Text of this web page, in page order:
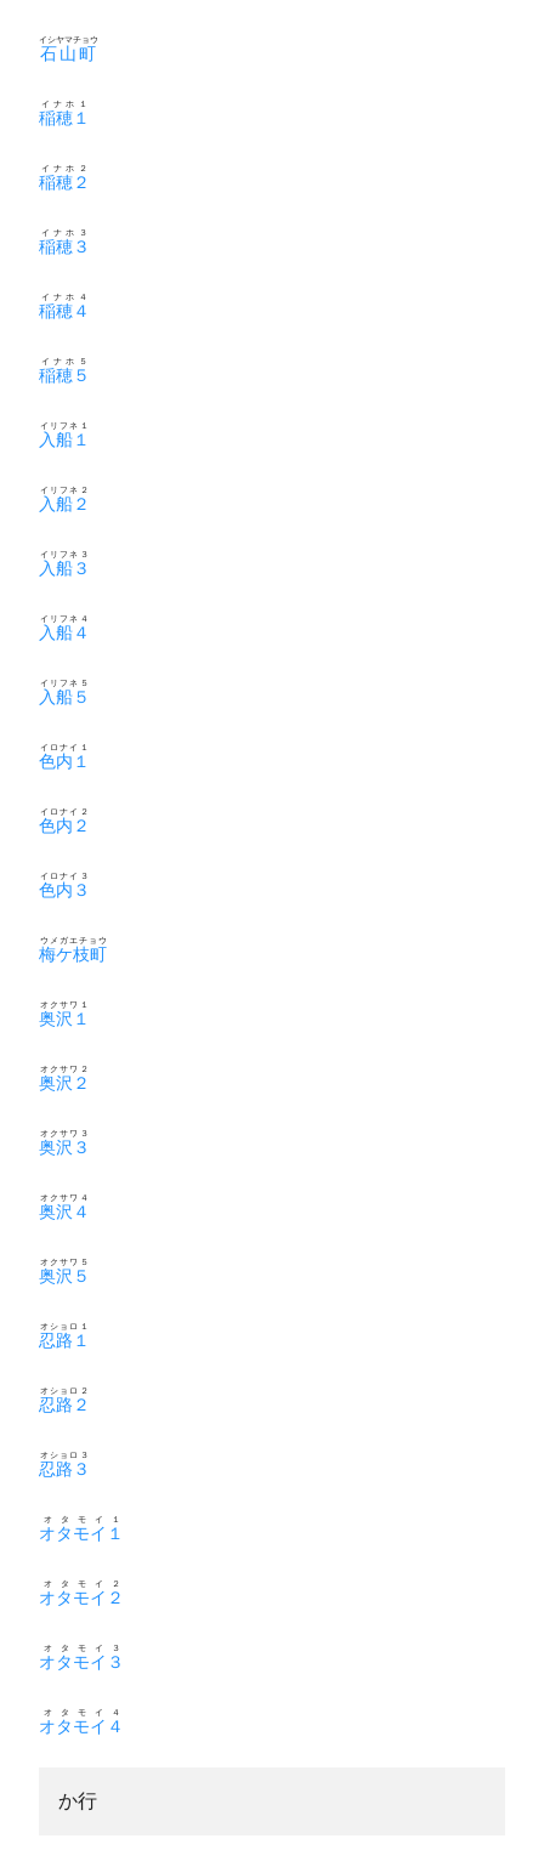
石山町
イシヤマチョウ
稲穂１
イナホ１
稲穂２
イナホ２
稲穂３
イナホ３
稲穂４
イナホ４
稲穂５
イナホ５
入船１
イリフネ１
入船２
イリフネ２
入船３
イリフネ３
入船４
イリフネ４
入船５
イリフネ５
色内１
イロナイ１
色内２
イロナイ２
色内３
イロナイ３
梅ケ枝町
ウメガエチョウ
奥沢１
オクサワ１
奥沢２
オクサワ２
奥沢３
オクサワ３
奥沢４
オクサワ４
奥沢５
オクサワ５
忍路１
オショロ１
忍路２
オショロ２
忍路３
オショロ３
オタモイ１
オタモイ１
オタモイ２
オタモイ２
オタモイ３
オタモイ３
オタモイ４
オタモイ４
か行